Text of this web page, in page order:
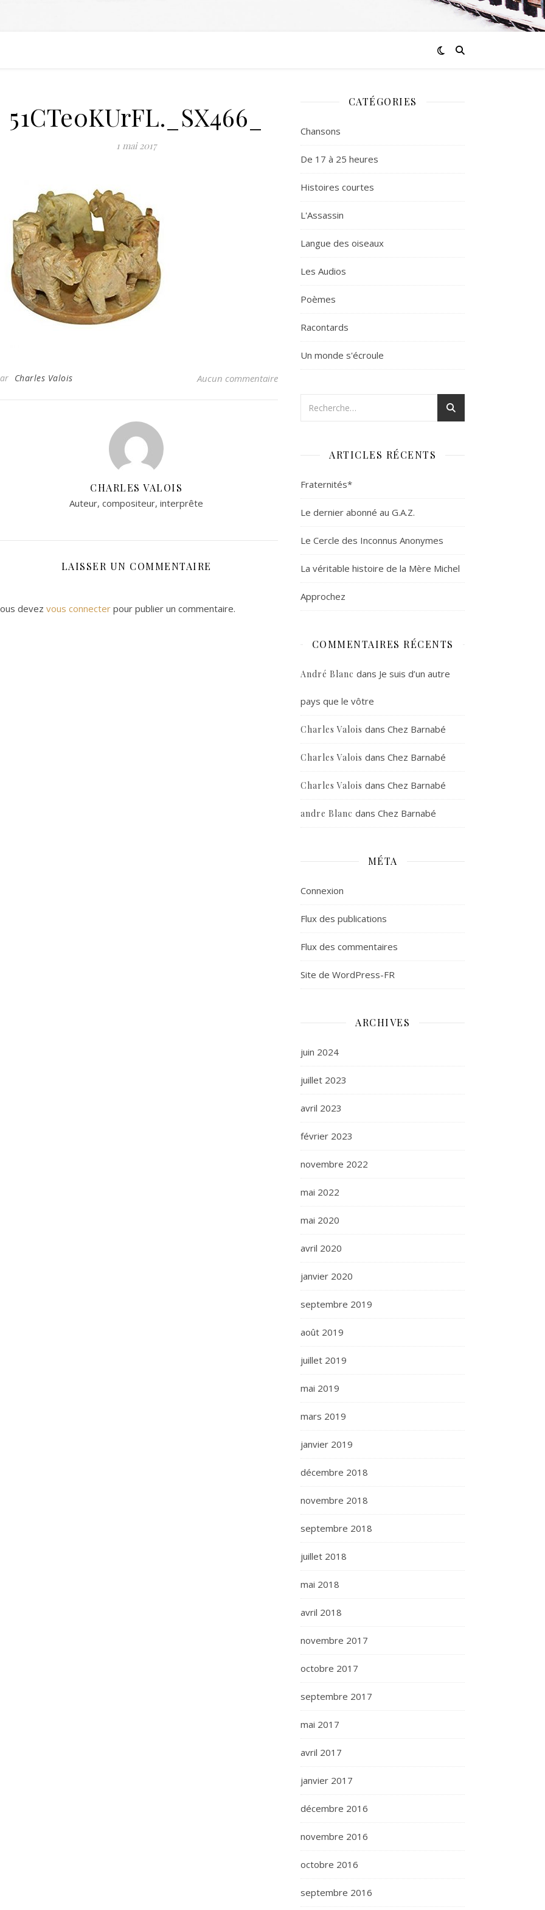
51CTe0KUrFL._SX466_
1 mai 2017
Charles Valois Aucun commentaire
CHARLES VALOIS
Auteur, compositeur, interprête
LAISSER UN COMMENTAIRE
devez vous connecter pour publier un commentaire.
CATÉGORIES
Chansons
De 17 à 25 heures
Histoires courtes
L'Assassin
Langue des oiseaux
Les Audios
Poèmes
Racontards
Un monde s'écroule
ARTICLES RÉCENTS
Fraternités*
Le dernier abonné au G.A.Z.
Le Cercle des Inconnus Anonymes
La véritable histoire de la Mère Michel
Approchez
COMMENTAIRES RÉCENTS
André Blanc dans Je suis d’un autre
pays que le vôtre
Charles Valois dans Chez Barnabé
Charles Valois dans Chez Barnabé
Charles Valois dans Chez Barnabé
andre Blanc dans Chez Barnabé
MÉTA
Connexion
Flux des publications
Flux des commentaires
Site de WordPress-FR
ARCHIVES
juin 2024
juillet 2023
avril 2023
février 2023
novembre 2022
mai 2022
mai 2020
avril 2020
janvier 2020
septembre 2019
août 2019
juillet 2019
mai 2019
mars 2019
janvier 2019
décembre 2018
novembre 2018
septembre 2018
juillet 2018
mai 2018
avril 2018
novembre 2017
octobre 2017
septembre 2017
mai 2017
avril 2017
janvier 2017
décembre 2016
novembre 2016
octobre 2016
septembre 2016